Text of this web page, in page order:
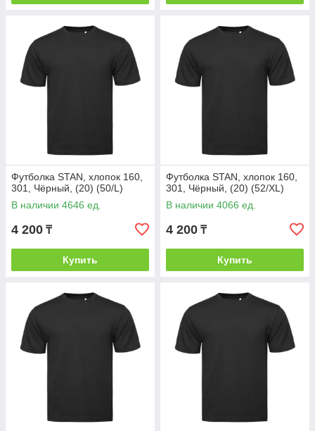
Футболка STAN, хлопок 160,
301, Чёрный, (20) (50/L)
В наличии 4646 ед.
4 200 ₸
Купить
Футболка STAN, хлопок 160,
301, Чёрный, (20) (52/XL)
В наличии 4066 ед.
4 200 ₸
Купить